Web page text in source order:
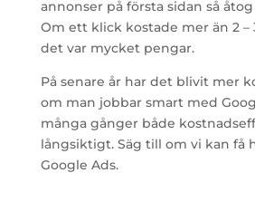
annonser på första sidan så
Om ett klick kostade mer än 2 –
det var mycket pengar.
På senare år har det blivit mer
om man jobbar smart med
många gånger både
långsiktigt. Säg till om vi kan få
Google Ads.